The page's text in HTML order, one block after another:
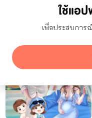
ใช้แอ
เพื่อประสบการ
รายการ
ซ่อนผลงานที่ใช้ปก AI